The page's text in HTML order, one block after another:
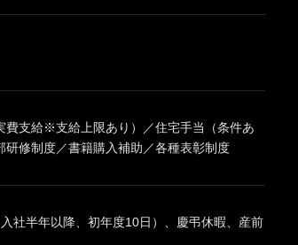
費支給※支給上限あり）／住宅手当（条件あ
修制度／書籍購入補助／各種表彰制度
社半年以降、初年度10日）、慶弔休暇、産前